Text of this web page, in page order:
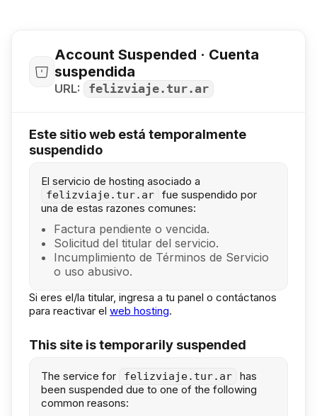
Account Suspended · Cuenta
suspendida
URL: felizviaje.tur.ar
Este sitio web está temporalmente
suspendido
El servicio de hosting asociado a
felizviaje.tur.ar
fue suspendido por
una de estas razones comunes:
Factura pendiente o vencida.
Solicitud del titular del servicio.
Incumplimiento de Términos de Servicio
o uso abusivo.
Si eres el/la titular, ingresa a tu panel o contáctanos
para reactivar el web hosting.
This site is temporarily suspended
The service for felizviaje.tur.ar
has
been suspended due to one of the following
common reasons: